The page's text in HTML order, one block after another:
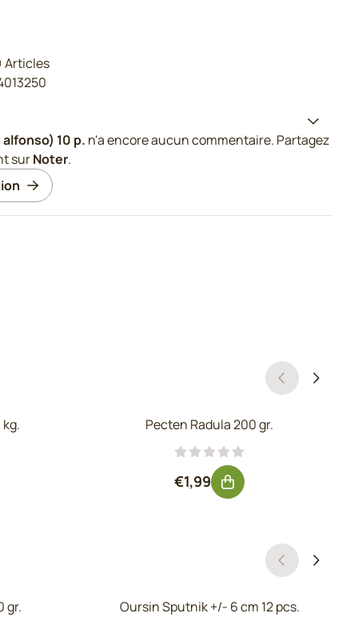
Articles
10 p. n'a encore aucun commentaire. Partagez
surNoter.
TVA : 3,71
Pecten Radula 200 gr.
Prix: 1,99, hors TVA : 1,64
€1,99
gr. Oursin Sputnik +/- 6 cm 12 pcs.